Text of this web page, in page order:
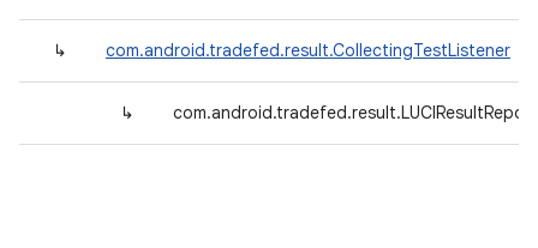
↳ com.android.tradefed.result.CollectingTestListener
↳